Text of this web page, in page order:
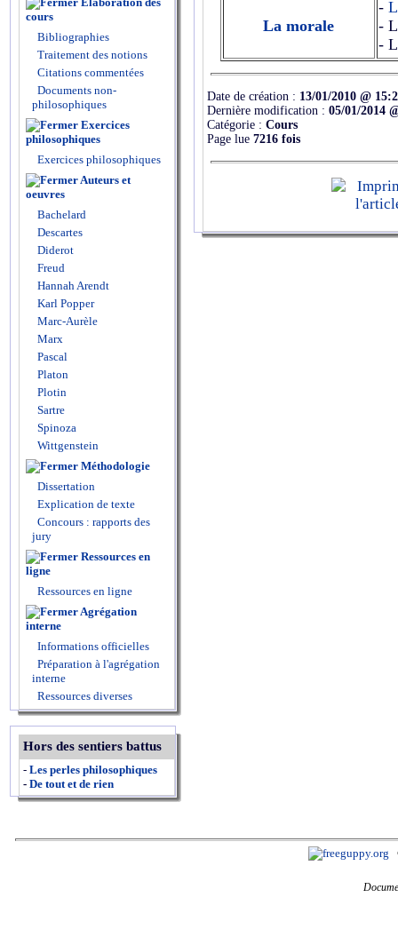
cours
Bibliographies
Traitement des notions
Citations commentées
Documents non-
philosophiques
Exercices
philosophiques
Exercices philosophiques
Auteurs et
oeuvres
Bachelard
Descartes
Diderot
Freud
Hannah Arendt
Karl Popper
Marc-Aurèle
Marx
Pascal
Platon
Plotin
Sartre
Spinoza
Wittgenstein
Méthodologie
Dissertation
Explication de texte
Concours : rapports des
jury
Ressources en
ligne
Ressources en ligne
Agrégation
interne
Informations officielles
Préparation à l'agrégation
interne
Ressources diverses
Hors des sentiers battus
- Les perles philosophiques
- De tout et de rien
La morale
-
-
-
Date de création : 13/01/2010 @
Dernière modification : 05/01/2014
Catégorie : Cours
Page lue 7216 fois